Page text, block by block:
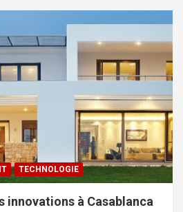
TECHNOLOGIE
innovations à Casablanca